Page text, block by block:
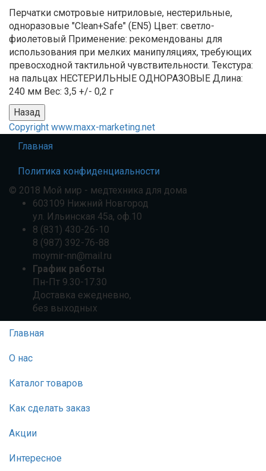
Перчатки смотровые нитриловые, нестерильные,
одноразовые "Clean+Safe" (EN5) Цвет: светло-
фиолетовый Применение: рекомендованы для
использования при мелких манипуляциях, требующих
превосходной тактильной чувствительности. Текстура:
на пальцах НЕСТЕРИЛЬНЫЕ ОДНОРАЗОВЫЕ Длина:
240 мм Вес: 3,5 +/- 0,2 г
Copyright www.maxx-marketing.net
Главная
Политика конфиденциальности
© 2018 Мой мир - медтехника для дома
603109 Нижний Новгород
ул. Ильинская 45а, оф.10
8 (831) 430-26-10
8 (987) 392-76-88
moymir-nn@mail.ru
График работы
Пн-Пт 9.30-17.30
Доставка ежедневно,
без выходных
Главная
О нас
Каталог товаров
Как сделать заказ
Акции
Интересное